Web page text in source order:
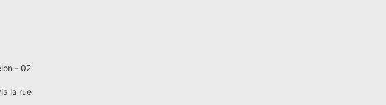
- 02
la rue